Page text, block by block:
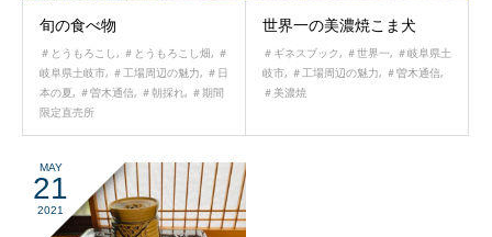
旬の食べ物
＃とうもろこし, ＃とうもろこし畑, ＃
岐阜県土岐市, ＃工場周辺の魅力, ＃日
本の夏, ＃曽木通信, ＃朝採れ, ＃期間
限定直売所
世界一の美濃焼こま犬
＃ギネスブック, ＃世界一, ＃岐阜県土
岐市, ＃工場周辺の魅力, ＃曽木通信,
＃美濃焼
MAY
21
2021